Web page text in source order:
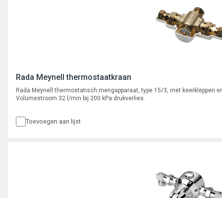
Rada Meynell thermostaatkraan
Rada Meynell thermostatisch mengapparaat, type 15/3, met keerkleppen
Volumestroom 32 l/min bij 200 kPa drukverlies.
Toevoegen aan lijst